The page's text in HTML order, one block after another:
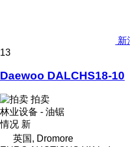
新
13
Daewoo DALCHS18-10
拍卖
林业设备 - 油锯
情况 新
英国, Dromore